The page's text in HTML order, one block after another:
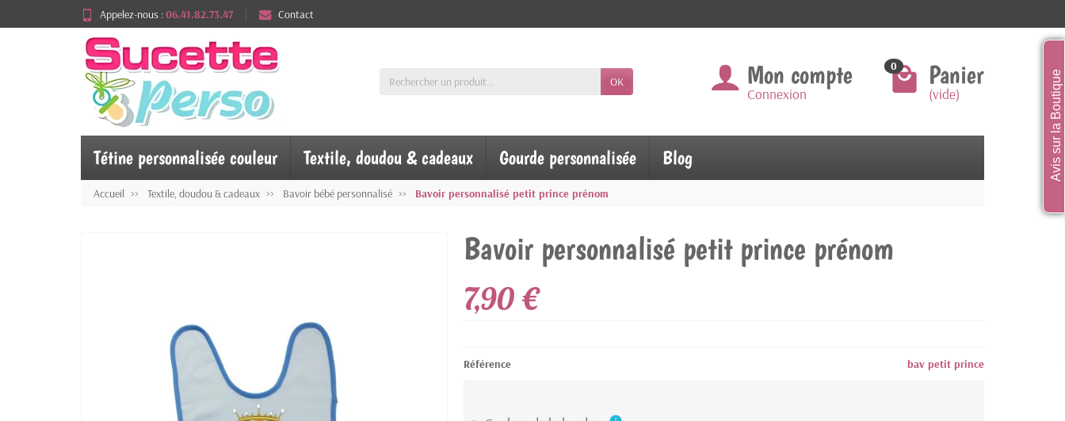
Appelez-nous :06.41.82.73.47 Contact
OK Mon compte
Connexion
0 Panier
(vide)
Tétine personnalisée couleur Textile, doudou & cadeaux Gourde personnalisée Blog
Accueil Textile, doudou & cadeaux Bavoir bébé personnalisé Bavoir personnalisé petit prince prénom
Bavoir personnalisé petit prince prénom
7,90 €
Référence bav petit prince
Avis sur la Boutique